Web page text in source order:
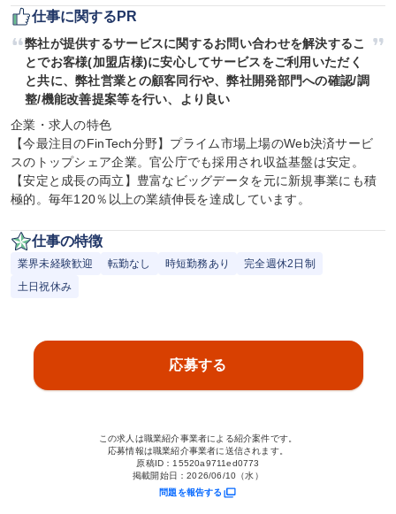
仕事に関するPR
弊社が提供するサービスに関するお問い合わせを解決するこ
とでお客様(加盟店様)に安心してサービスをご利用いただく
と共に、弊社営業との顧客同行や、弊社開発部門への確認/調
整/機能改善提案等を行い、より良い
企業・求人の特色
【今最注目のFinTech分野】プライム市場上場のWeb決済サービ
スのトップシェア企業。官公庁でも採用され収益基盤は安定。
【安定と成長の両立】豊富なビッグデータを元に新規事業にも積
極的。毎年120％以上の業績伸長を達成しています。
仕事の特徴
業界未経験歓迎 転勤なし 時短勤務あり
完全週休2日制
土日祝休み
応募する
この求人は職業紹介事業者による紹介案件です。
応募情報は職業紹介事業者に送信されます。
原稿ID： 15520a9711ed0773
掲載開始日：2026/06/10（水）
問題を報告する